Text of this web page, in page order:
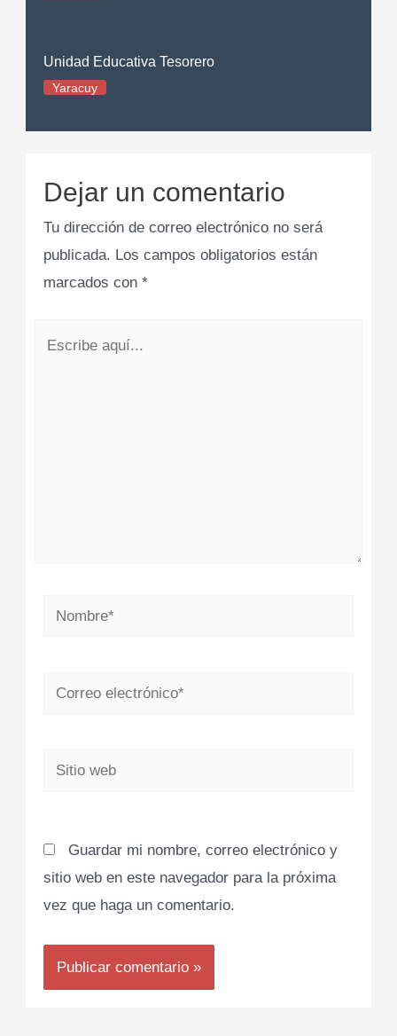
Unidad Educativa Tesorero
Yaracuy
Dejar un comentario
Tu dirección de correo electrónico no será
publicada. Los campos obligatorios están
marcados con*
Nombre*
Correo
Sitio
Guardar mi nombre, correo electrónico y
sitio web en este navegador para la próxima
vez que haga un comentario.